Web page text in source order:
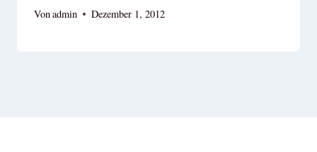
Vonadmin Dezember 1, 2012